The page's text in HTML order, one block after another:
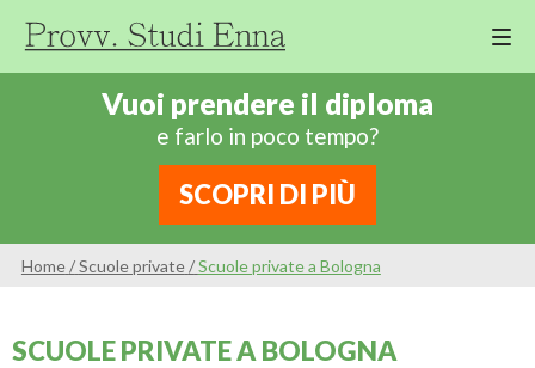
Vuoi prendere il diploma
e farlo in poco tempo?
SCOPRI DI PIÙ
Home/Scuole private/Scuole private a Bologna
SCUOLE PRIVATE A BOLOGNA